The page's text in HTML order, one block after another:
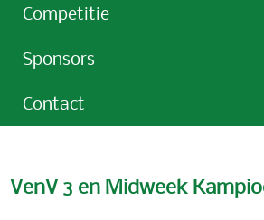
Competitie
Sponsors
Contact
VenV 3 en Midweek